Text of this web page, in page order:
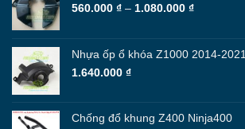
560.000 ₫ – 1.080.000 ₫Khoảng
560.000 ₫
Nhựa ốp ổ khóa Z1000 2014-2021
1.640.000 ₫
Chống đổ khung Z400 Ninja400